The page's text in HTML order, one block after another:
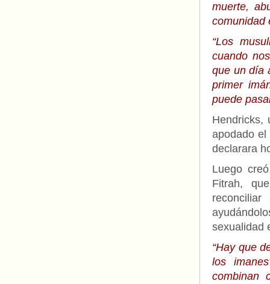
muerte,
comunidad
“Los
cuando
que un día
primer
puede
Hendricks,
apodado el
declarara
Luego creó
Fitrah,
sexualidad
“Hay que
los
combinan